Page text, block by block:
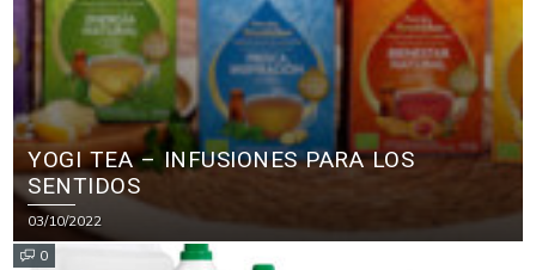
YOGI TEA – INFUSIONES PARA LOS
SENTIDOS
03/10/2022
0